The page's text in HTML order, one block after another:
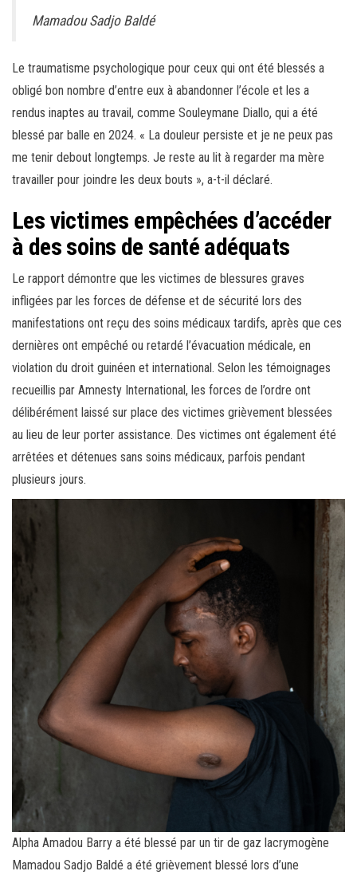
Mamadou Sadjo Baldé
Le traumatisme psychologique pour ceux qui ont été blessés a
obligé bon nombre d’entre eux à abandonner l’école et les a
rendus inaptes au travail, comme Souleymane Diallo, qui a été
blessé par balle en 2024. « La douleur persiste et je ne peux pas
me tenir debout longtemps. Je reste au lit à regarder ma mère
travailler pour joindre les deux bouts », a-t-il déclaré.
Les victimes empêchées d’accéder
à des soins de santé adéquats
Le rapport démontre que les victimes de blessures graves
infligées par les forces de défense et de sécurité lors des
manifestations ont reçu des soins médicaux tardifs, après que ces
dernières ont empêché ou retardé l’évacuation médicale, en
violation du droit guinéen et international. Selon les témoignages
recueillis par Amnesty International, les forces de l’ordre ont
délibérément laissé sur place des victimes grièvement blessées
au lieu de leur porter assistance. Des victimes ont également été
arrêtées et détenues sans soins médicaux, parfois pendant
plusieurs jours.
Alpha Amadou Barry a été blessé par un tir de gaz lacrymogène
Mamadou Sadjo Baldé a été grièvement blessé lors d’une